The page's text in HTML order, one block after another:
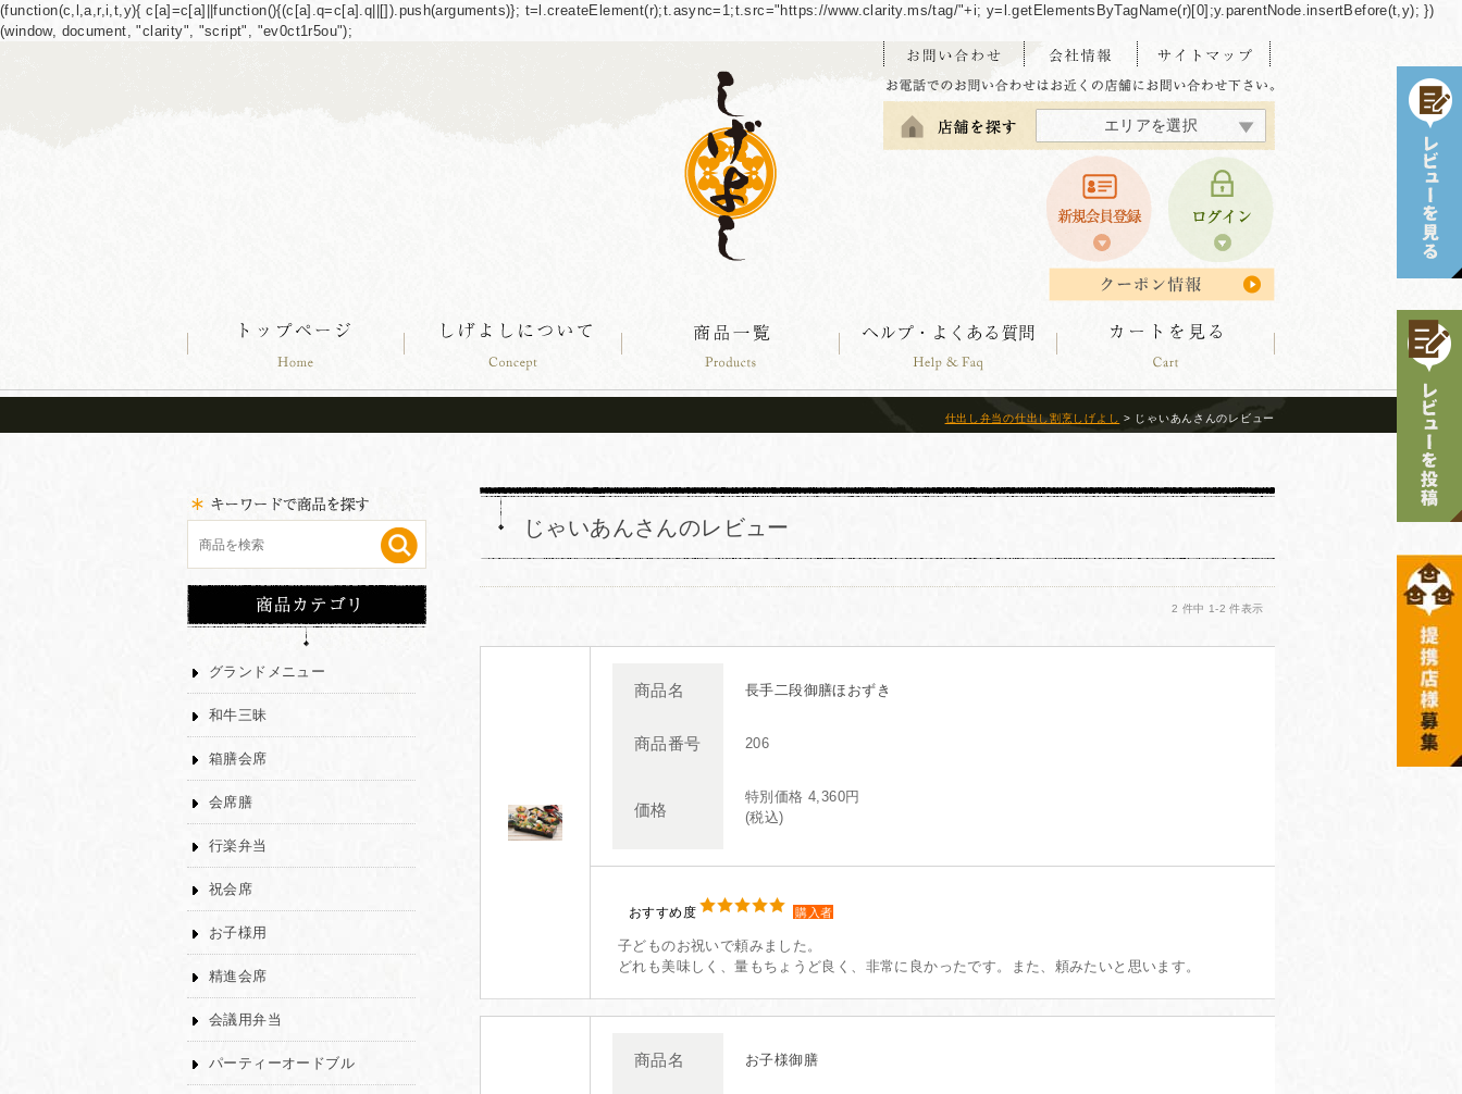
(function(c,l,a,r,i,t,y){ c[a]=c[a]||function(){(c[a].q=c[a].q||[]).push(arguments)}; t=l.createElement(r);t.async=1;t.src="https://www.clarity.ms/tag/"+i; y=l.getElementsByTagName(r)[0];y.parentNode.insertBefore(t,y); })
(window, document, "clarity", "script", "ev0ct1r5ou");
エリアを選択
北海道エリア
東北エリア
関東エリア
東海・北陸エリア
関西エリア
中四国エリア
九州エリア
沖縄エリア
仕出し弁当の仕出し割烹しげよし > じゃいあんさんのレビュー
グランドメニュー
和牛三昧
箱膳会席
会席膳
行楽弁当
祝会席
お子様用
精進会席
会議用弁当
パーティーオードブル
じゃいあんさんのレビュー
2 件中 1-2 件表示
商品名 長手二段御膳ほおずき
商品番号 206
価格
特別価格 4,360円
(税込)
おすすめ度 購入者
子どものお祝いで頼みました。
どれも美味しく、量もちょうど良く、非常に良かったです。また、頼みたいと思います。
商品名 お子様御膳